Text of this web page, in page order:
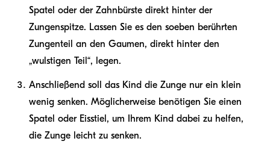
Spatel oder der Zahnbürste direkt hinter der
Zungenspitze. Lassen Sie es den soeben berührten
Zungenteil an den Gaumen, direkt hinter den
„wulstigen Teil“, legen.
Anschließend soll das Kind die Zunge nur ein klein
wenig senken. Möglicherweise benötigen Sie einen
Spatel oder Eisstiel, um Ihrem Kind dabei zu helfen,
die Zunge leicht zu senken.